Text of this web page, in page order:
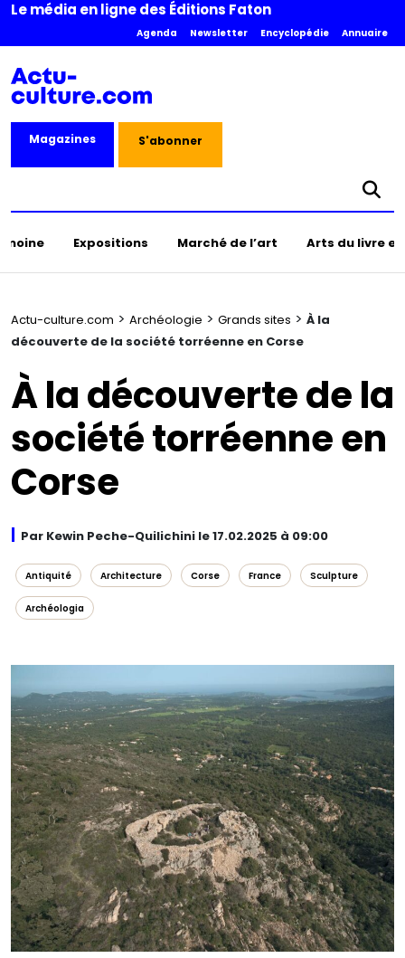
Le média en ligne des Éditions Faton
Agenda Newsletter Encyclopédie Annuaire
Magazines S'abonner
Expositions Marché de l’art Arts du livre
Actu-culture.com > Archéologie > Grands sites > À la
découverte de la société torréenne en Corse
À la découverte de la
société torréenne en
Corse
Par Kewin Peche-Quilichini le 17.02.2025 à 09:00
Antiquité Architecture Corse France Sculpture
Archéologia